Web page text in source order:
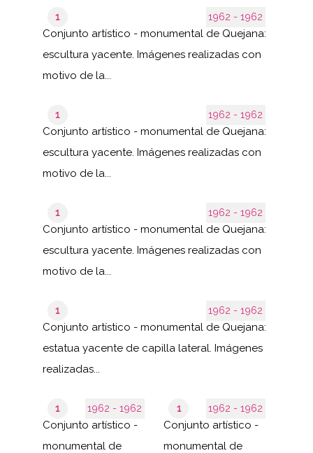
1962 - 1962
1
Conjunto artístico - monumental de Quejana:
escultura yacente. Imágenes realizadas con
motivo de la...
1962 - 1962
1
Conjunto artístico - monumental de Quejana:
escultura yacente. Imágenes realizadas con
motivo de la...
1962 - 1962
1
Conjunto artístico - monumental de Quejana:
escultura yacente. Imágenes realizadas con
motivo de la...
1962 - 1962
1
Conjunto artístico - monumental de Quejana:
estatua yacente de capilla lateral. Imágenes
realizadas...
1962 - 1962
1
Conjunto artístico -
monumental de
1962 - 1962
1
Conjunto artístico -
monumental de